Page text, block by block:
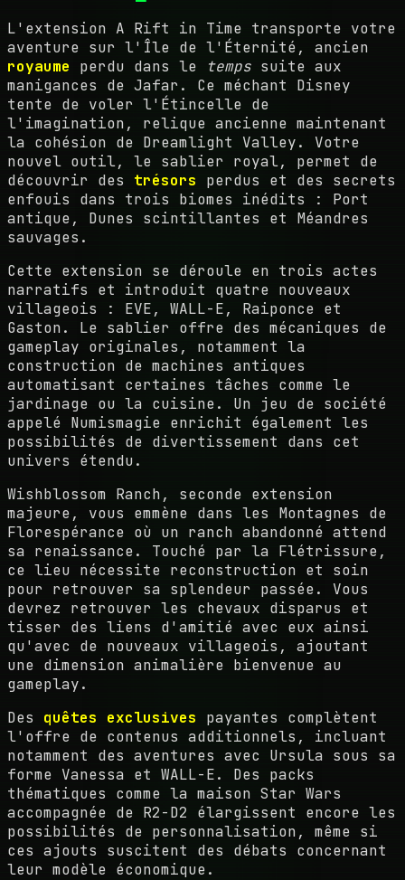
L'extension A Rift in Time transporte votre
aventure sur l'Île de l'Éternité, ancien
royaume perdu dans le temps suite aux
manigances de Jafar. Ce méchant Disney
tente de voler l'Étincelle de
l'imagination, relique ancienne maintenant
la cohésion de Dreamlight Valley. Votre
nouvel outil, le sablier royal, permet de
découvrir des trésors perdus et des secrets
enfouis dans trois biomes inédits : Port
antique, Dunes scintillantes et Méandres
sauvages.
Cette extension se déroule en trois actes
narratifs et introduit quatre nouveaux
villageois : EVE, WALL-E, Raiponce et
Gaston. Le sablier offre des mécaniques de
gameplay originales, notamment la
construction de machines antiques
automatisant certaines tâches comme le
jardinage ou la cuisine. Un jeu de société
appelé Numismagie enrichit également les
possibilités de divertissement dans cet
univers étendu.
Wishblossom Ranch, seconde extension
majeure, vous emmène dans les Montagnes de
Florespérance où un ranch abandonné attend
sa renaissance. Touché par la Flétrissure,
ce lieu nécessite reconstruction et soin
pour retrouver sa splendeur passée. Vous
devrez retrouver les chevaux disparus et
tisser des liens d'amitié avec eux ainsi
qu'avec de nouveaux villageois, ajoutant
une dimension animalière bienvenue au
gameplay.
Des quêtes exclusives payantes complètent
l'offre de contenus additionnels, incluant
notamment des aventures avec Ursula sous sa
forme Vanessa et WALL-E. Des packs
thématiques comme la maison Star Wars
accompagnée de R2-D2 élargissent encore les
possibilités de personnalisation, même si
ces ajouts suscitent des débats concernant
leur modèle économique.